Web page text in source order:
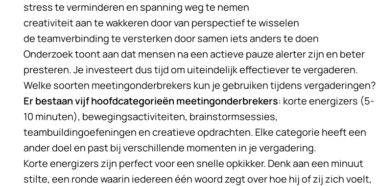
stress te verminderen en spanning weg te nemen
creativiteit aan te wakkeren door van perspectief te wisselen
de teamverbinding te versterken door samen iets anders te doen
Onderzoek toont aan dat mensen na een actieve pauze alerter zijn en beter
presteren. Je investeert dus tijd om uiteindelijk effectiever te vergaderen.
Welke soorten meetingonderbrekers kun je gebruiken tijdens vergaderingen?
Er bestaan vijf hoofdcategorieën meetingonderbrekers: korte energizers (5-
10 minuten), bewegingsactiviteiten, brainstormsessies,
teambuildingoefeningen en creatieve opdrachten. Elke categorie heeft een
ander doel en past bij verschillende momenten in je vergadering.
Korte energizers zijn perfect voor een snelle opkikker. Denk aan een minuut
stilte, een ronde waarin iedereen één woord zegt over hoe hij of zij zich voelt,